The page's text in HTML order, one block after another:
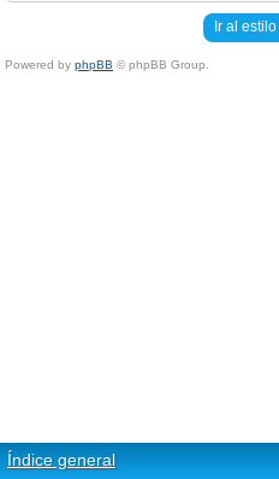
Ir al
Powered by phpBB © phpBB Group.
Índice general